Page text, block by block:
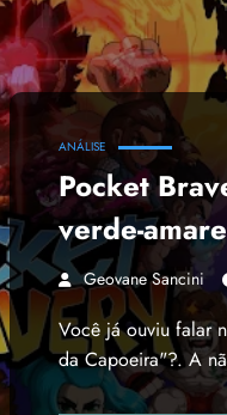
ANÁLISE
Pocket
verde-
Geovane Sancini
Você já ouviu falar
da Capoeira"?. A